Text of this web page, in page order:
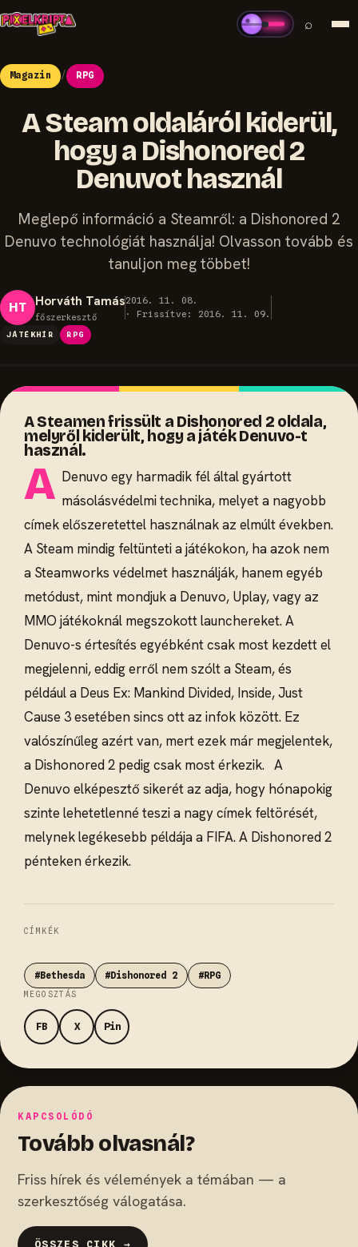
⌕
Magazin / RPG
A Steam oldaláról kiderül,
hogy a Dishonored 2
Denuvot használ
Meglepő információ a Steamről: a Dishonored 2
Denuvo technológiát használja! Olvasson tovább és
tanuljon meg többet!
HT Horváth Tamás
főszerkesztő
2016. 11. 08.
· Frissítve: 2016. 11. 09.
JÁTÉKHÍR RPG
A Steamen frissült a Dishonored 2 oldala,
melyről kiderült, hogy a játék Denuvo-t
használ.
A Denuvo egy harmadik fél által gyártott
másolásvédelmi technika, melyet a nagyobb
címek előszeretettel használnak az elmúlt években.
A Steam mindig feltünteti a játékokon, ha azok nem
a Steamworks védelmet használják, hanem egyéb
metódust, mint mondjuk a Denuvo, Uplay, vagy az
MMO játékoknál megszokott launchereket. A
Denuvo-s értesítés egyébként csak most kezdett el
megjelenni, eddig erről nem szólt a Steam, és
például a Deus Ex: Mankind Divided, Inside, Just
Cause 3 esetében sincs ott az infok között. Ez
valószínűleg azért van, mert ezek már megjelentek,
a Dishonored 2 pedig csak most érkezik. A
Denuvo elképesztő sikerét az adja, hogy hónapokig
szinte lehetetlenné teszi a nagy címek feltörését,
melynek legékesebb példája a FIFA. A Dishonored 2
pénteken érkezik.
CÍMKÉK
#Bethesda #Dishonored 2 #RPG
MEGOSZTÁS
FB X Pin
KAPCSOLÓDÓ
Tovább olvasnál?
Friss hírek és vélemények a témában — a
szerkesztőség válogatása.
ÖSSZES CIKK →